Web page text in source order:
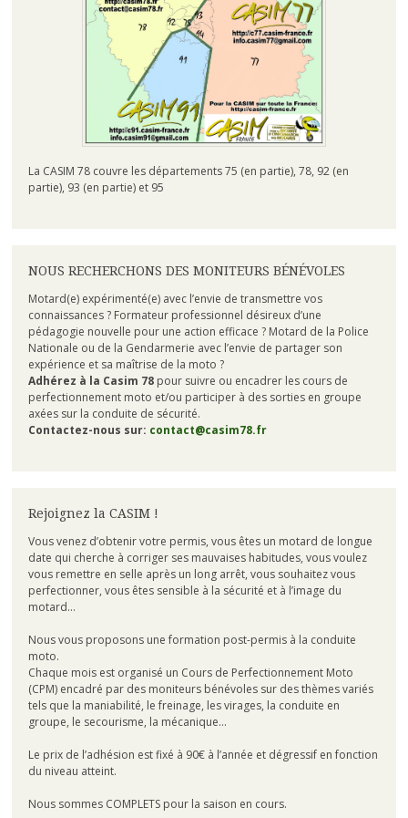
La CASIM 78 couvre les départements 75 (en partie), 78, 92 (en
partie), 93 (en partie) et 95
NOUS RECHERCHONS DES MONITEURS BÉNÉVOLES
Motard(e) expérimenté(e) avec l’envie de transmettre vos
connaissances ? Formateur professionnel désireux d’une
pédagogie nouvelle pour une action efficace ? Motard de la Police
Nationale ou de la Gendarmerie avec l’envie de partager son
expérience et sa maîtrise de la moto ?
Adhérez à la Casim 78pour suivre ou encadrer les cours de
perfectionnement moto et/ou participer à des sorties en groupe
axées sur la conduite de sécurité.
Contactez-nous sur: contact@casim78.fr
Rejoignez la CASIM !
Vous venez d’obtenir votre permis, vous êtes un motard de longue
date qui cherche à corriger ses mauvaises habitudes, vous voulez
vous remettre en selle après un long arrêt, vous souhaitez vous
perfectionner, vous êtes sensible à la sécurité et à l’image du
motard…
Nous vous proposons une formation post-permis à la conduite
moto.
Chaque mois est organisé un Cours de Perfectionnement Moto
(CPM) encadré par des moniteurs bénévoles sur des thèmes variés
tels que la maniabilité, le freinage, les virages, la conduite en
groupe, le secourisme, la mécanique…
Le prix de l’adhésion est fixé à 90€ à l’année et dégressif en fonction
du niveau atteint.
Nous sommes COMPLETS pour la saison en cours.